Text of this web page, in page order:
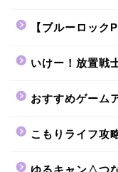
【ブルーロッ
いけー！放置戦
おすすめゲーム
こもりライフ攻
ゆるキャン△つ